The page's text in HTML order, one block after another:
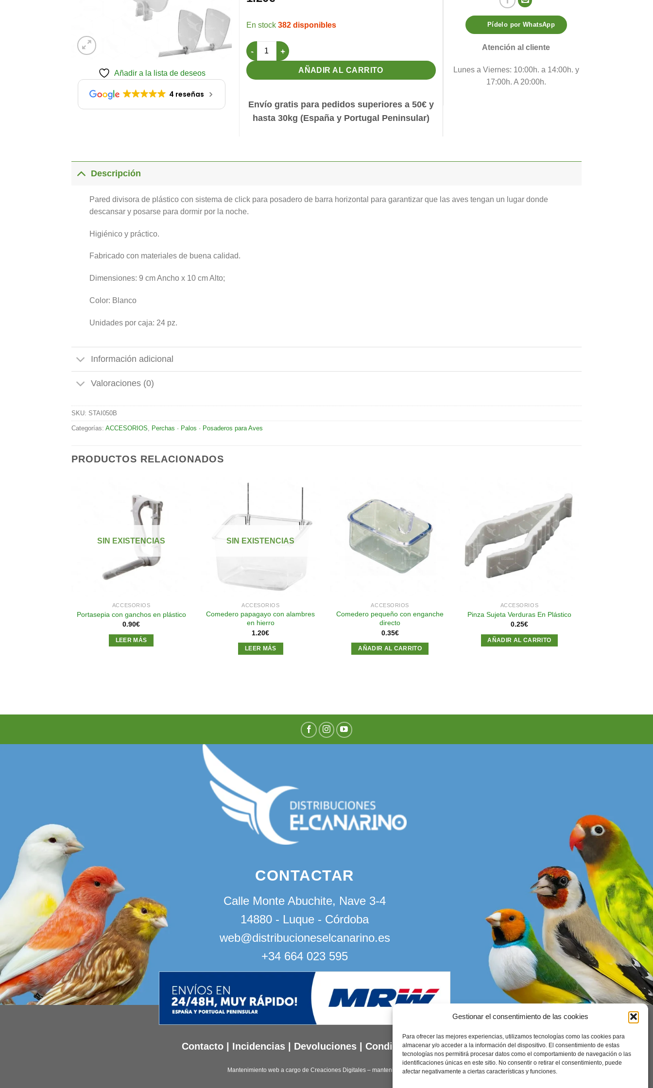
Gestionar el consentimiento de las cookies
Para ofrecer las mejores experiencias, utilizamos tecnologías como las cookies para
almacenar y/o acceder a la información del dispositivo. El consentimiento de estas
tecnologías nos permitirá procesar datos como el comportamiento de navegación o las
identificaciones únicas en este sitio. No consentir o retirar el consentimiento, puede
afectar negativamente a ciertas características y funciones.
Añadir a la lista de deseos
4 reseñas
382 disponibles
Pared Divisoria Antipicaje y reposadero individual cantidad
AÑADIR AL CARRITO
Envío gratis para pedidos superiores a 50€ y
hasta 30kg (España y Portugal Peninsular)
Pídelo por WhatsApp
Atención al cliente
Lunes a Viernes: 10:00h. a 14:00h. y
17:00h. A 20:00h.
Descripción
Pared divisora de plástico con sistema de click para posadero de barra horizontal para garantizar que las aves tengan un lugar donde
descansar y posarse para dormir por la noche.
Higiénico y práctico.
Fabricado con materiales de buena calidad.
Dimensiones: 9 cm Ancho x 10 cm Alto;
Color: Blanco
Unidades por caja: 24 pz.
Información adicional
Valoraciones (0)
SKU: STAI050B
Categorías: ACCESORIOS Perchas · Palos · Posaderos para Aves
PRODUCTOS RELACIONADOS
deseos
SIN EXISTENCIAS
ACCESORIOS
Portasepia con ganchos en plástico
0.90€
LEER MÁS
Añadir
deseos
SIN EXISTENCIAS
ACCESORIOS
Comedero papagayo con alambres
en hierro
1.20€
LEER MÁS
Añadir
a la
lista de
ACCESORIOS
Comedero pequeño con enganche
directo
0.35€
AÑADIR AL CARRITO
Añadir
a la
lista de
ACCESORIOS
Pinza Sujeta Verduras En Plástico
0.25€
AÑADIR AL CARRITO
CONTACTAR
Calle Monte Abuchite, Nave 3-4
14880 - Luque - Córdoba
web@distribucioneselcanarino.es
+34 664 023 595
Contacto Incidencias Devoluciones Condiciones generales
Mantenimiento web a cargo de Creaciones Digitales – mantenimiento web.